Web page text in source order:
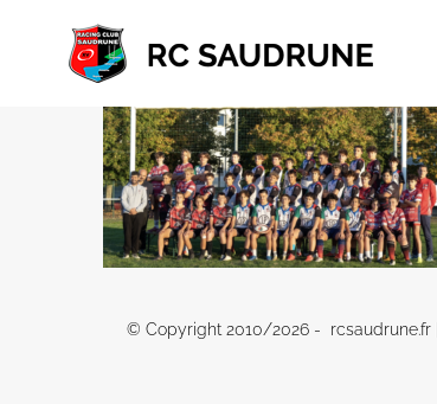
contenu
© Copyright 2010/2026 - rcsaudrune.fr |